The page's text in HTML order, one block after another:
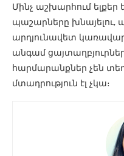
Մինչ աշխարհում
պաշարները խնայելու,
արդյունավետ
անգամ
հարմարանքներ չեն
մտադրություն էլ չկա։